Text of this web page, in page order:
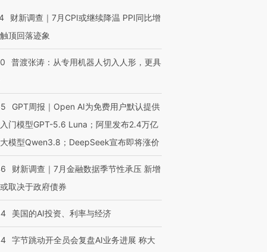
财新调查｜7月CPI或继续降温 PPI同比增
顶回落迹象
普渡张涛：从专用机器人切入人形，更具
GPT周报｜Open AI为免费用户默认提供
门模型GPT-5.6 Luna；阿里发布2.4万亿
模型Qwen3.8；DeepSeek宣布即将涨价
财新调查｜7月金融数据季节性承压 新增
取决于政府债券
美国的AI投资、利率与经济
字节跳动开全员会复盘AI业务进展 称大